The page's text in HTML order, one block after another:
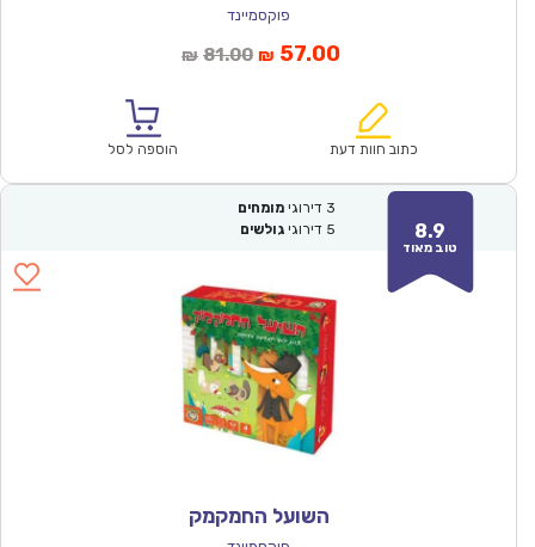
פוקסמיינד
₪ 81.00המחיר
₪81.00.
₪ 57.00המחיר
הוא:
כתוב חוות דעת הוספה לסל
8.9
טוב מאוד
3 דירוגי מומחים
5 דירוגי גולשים
השועל החמקמק